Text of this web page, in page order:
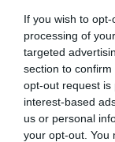
If you wish to
processing of
targeted
section to
opt-out request is
interest-based
us or personal
your opt-out. You